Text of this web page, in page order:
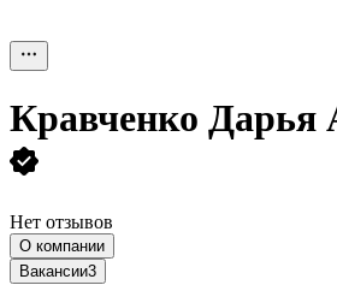
Кравченко Дарья
Нет отзывов
О компании
Вакансии3